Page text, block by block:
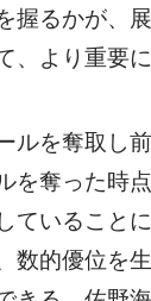
握るかが、
、より重要
ルを奪取し
を奪った時
ていること
数的優位を